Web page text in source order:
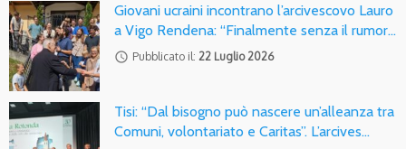
Giovani ucraini incontrano l’arcivescovo Lauro
a Vigo Rendena: “Finalmente senza il rumor…
access_time Pubblicato il: 22 Luglio 2026
Tisi: “Dal bisogno può nascere un’alleanza tra
Comuni, volontariato e Caritas”. L’arcives…